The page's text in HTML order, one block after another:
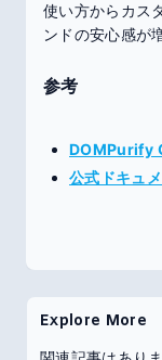
使い方からカス
ンドの安心感が
参考
DOMPurify
公式ドキュ
Explore More